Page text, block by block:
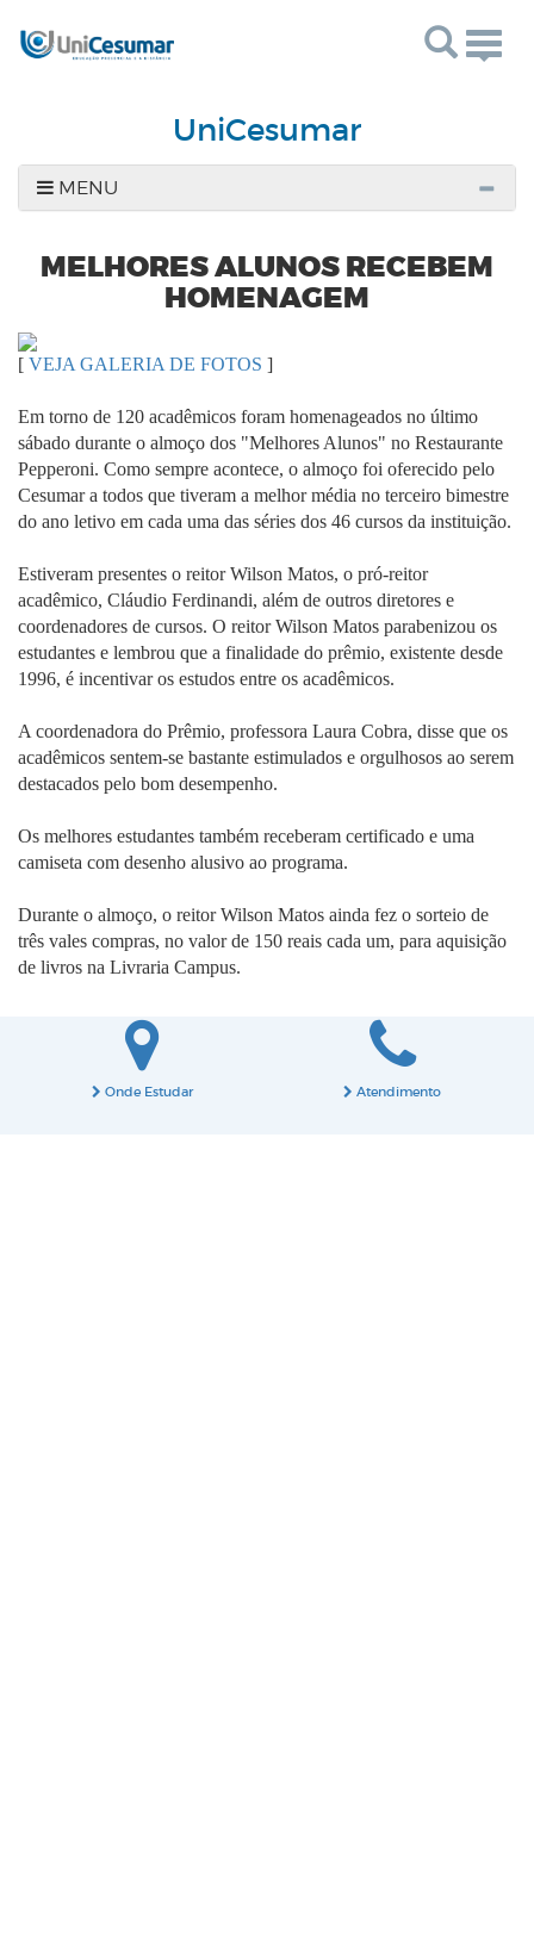
UniCesumar
MENU
MELHORES ALUNOS RECEBEM
HOMENAGEM
[ VEJA GALERIA DE FOTOS ]
Em torno de 120 acadêmicos foram homenageados no último
sábado durante o almoço dos "Melhores Alunos" no Restaurante
Pepperoni. Como sempre acontece, o almoço foi oferecido pelo
Cesumar a todos que tiveram a melhor média no terceiro bimestre
do ano letivo em cada uma das séries dos 46 cursos da instituição.
Estiveram presentes o reitor Wilson Matos, o pró-reitor
acadêmico, Cláudio Ferdinandi, além de outros diretores e
coordenadores de cursos. O reitor Wilson Matos parabenizou os
estudantes e lembrou que a finalidade do prêmio, existente desde
1996, é incentivar os estudos entre os acadêmicos.
A coordenadora do Prêmio, professora Laura Cobra, disse que os
acadêmicos sentem-se bastante estimulados e orgulhosos ao serem
destacados pelo bom desempenho.
Os melhores estudantes também receberam certificado e uma
camiseta com desenho alusivo ao programa.
Durante o almoço, o reitor Wilson Matos ainda fez o sorteio de
três vales compras, no valor de 150 reais cada um, para aquisição
de livros na Livraria Campus.
Onde Estudar Atendimento